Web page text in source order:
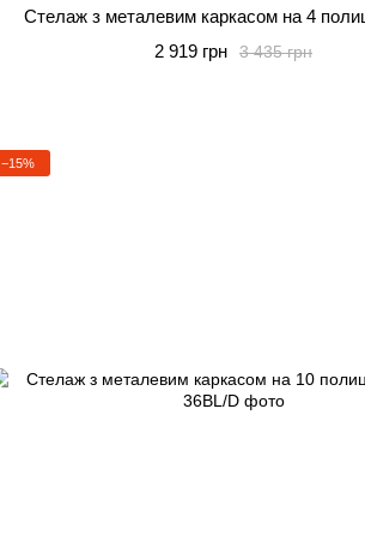
Стелаж з металевим каркасом на 4
3 435 грн
2 919 грн
−15%